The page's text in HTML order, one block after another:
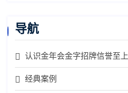
导航
认识金年会金字招牌信誉至上
经典案例